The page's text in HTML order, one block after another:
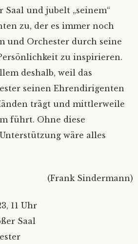
Saal und jubelt „seinem“
zu, der es immer noch
und Orchester durch seine
zu inspirieren.
deshalb, weil das
seinen Ehrendirigenten
trägt und mittlerweile
führt. Ohne diese
wäre alles
(Frank Sindermann)
11 Uhr
Saal